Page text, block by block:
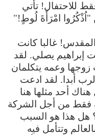
للاحتفال! تأتي
امْرَأَةَ لُوطٍ!"
غالبا كانت
إبراهيم يصلي. لقد
وعمه يتكلمان
أبدا. لقد ادعت
هناك أحد مثلها هنا
فقط من أجل الشركة
هل هذا هو السبب
وتتأمل فيه